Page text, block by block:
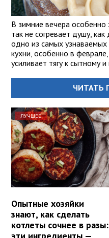
В зимние вечера особенно
так не согревает душу,
одно из самых
кухни, особенно в
усиливает тягу к сытному и
ЧИТАТЬ
ЛУЧШЕЕ
Опытные хозяйки
знают, как сделать
котлеты сочнее в разы:
эти ингредиенты —